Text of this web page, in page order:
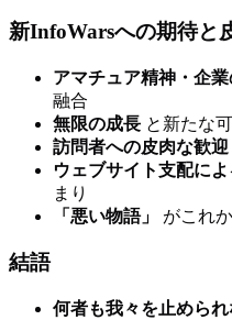
新InfoWarsへの期待と
アマチュア精神・企
融合
無限の成長 と新たな
訪問者への皮肉な歓迎
ウェブサイト支配に
まり
「悪い物語」
がこれ
結語
何者も我々を止めら